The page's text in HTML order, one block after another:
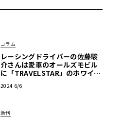
コラム
レーシングドライバーの佐藤駿
介さんは愛車のオールズモビル
に「TRAVELSTAR」のホワイト
2024 6/6
新刊